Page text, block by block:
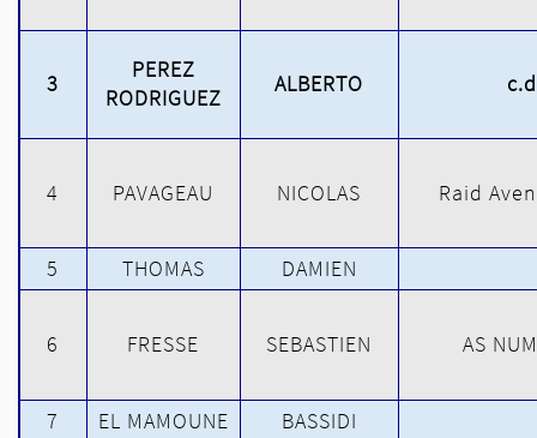
3
PEREZ
RODRIGUEZ
ALBERTO
4 PAVAGEAU NICOLAS Raid
5 THOMAS DAMIEN
6 FRESSE SEBASTIEN AS
7 EL MAMOUNE BASSIDI